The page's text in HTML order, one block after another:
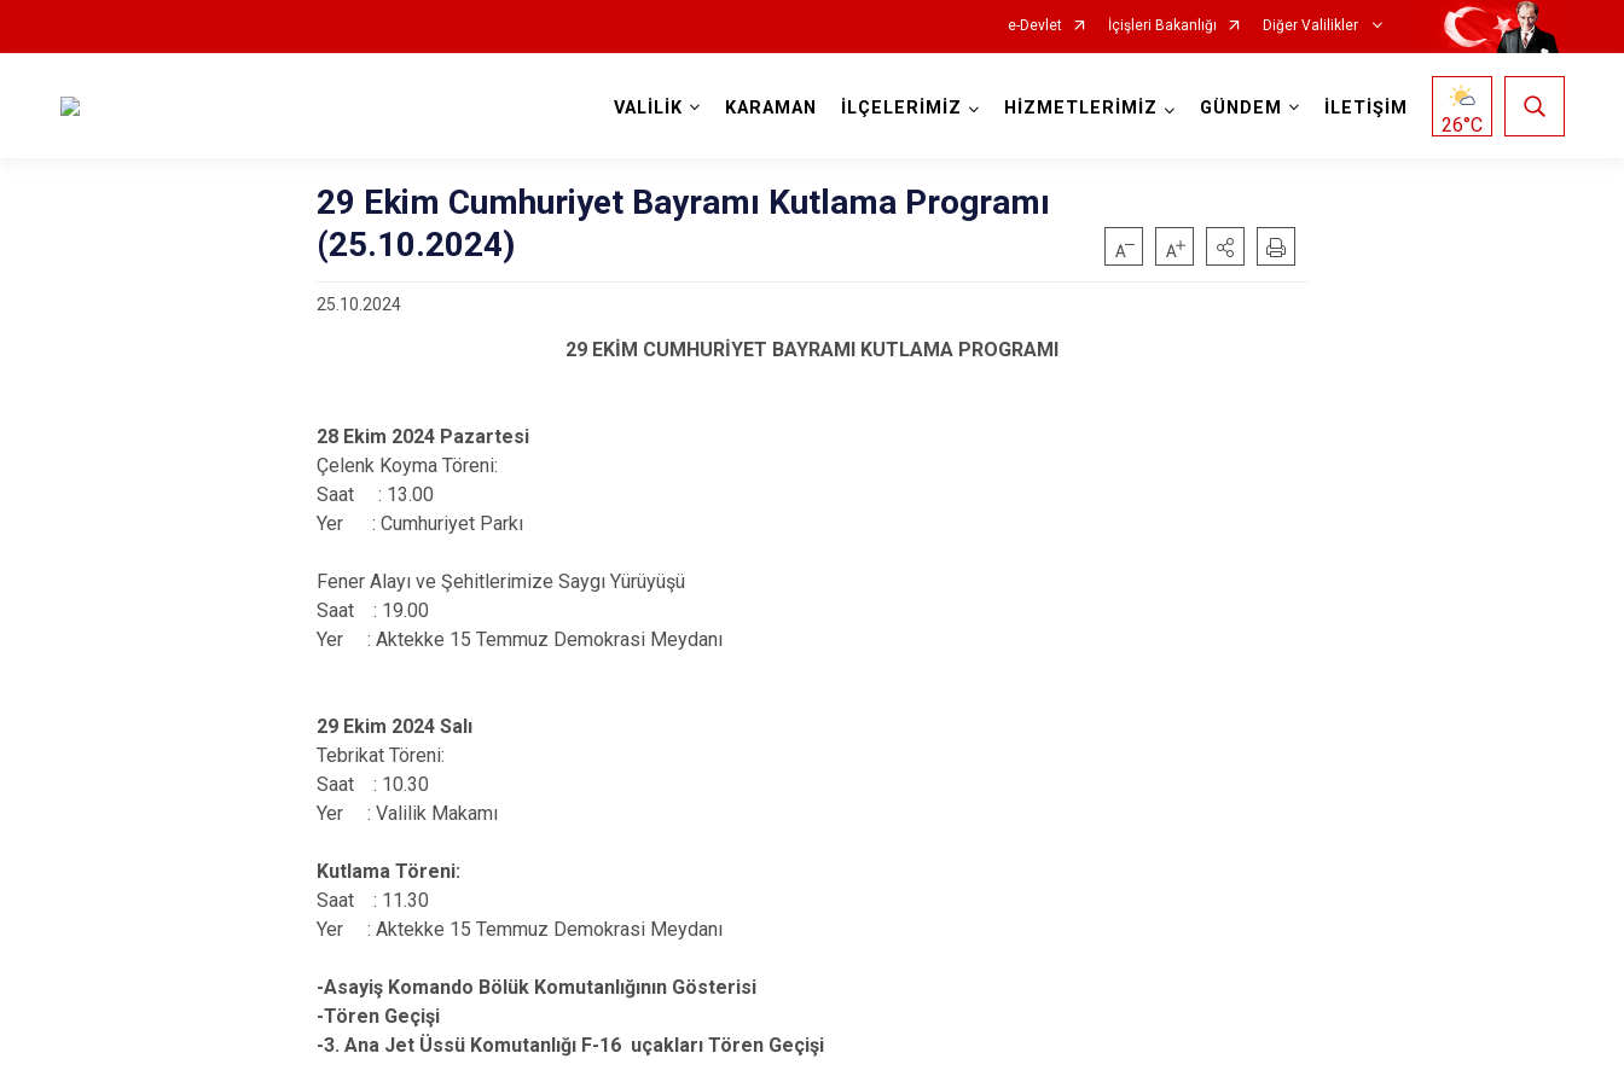
e-Devlet İçişleri Bakanlığı Diğer Valilikler
VALİLİK KARAMAN İLÇELERİMİZ HİZMETLERİMİZ GÜNDEM İLETİŞİM
26°C
29 Ekim Cumhuriyet Bayramı Kutlama Programı
(25.10.2024)
25.10.2024
29 EKİM CUMHURİYET BAYRAMI KUTLAMA PROGRAMI
28 Ekim 2024 Pazartesi
Çelenk Koyma Töreni:
Saat : 13.00
Yer : Cumhuriyet Parkı
Fener Alayı ve Şehitlerimize Saygı Yürüyüşü
Saat : 19.00
Yer : Aktekke 15 Temmuz Demokrasi Meydanı
29 Ekim 2024 Salı
Tebrikat Töreni:
Saat : 10.30
Yer : Valilik Makamı
Kutlama Töreni:
Saat : 11.30
Yer : Aktekke 15 Temmuz Demokrasi Meydanı
-Asayiş Komando Bölük Komutanlığının Gösterisi
-Tören Geçişi
-3. Ana Jet Üssü Komutanlığı F-16 uçakları Tören Geçişi